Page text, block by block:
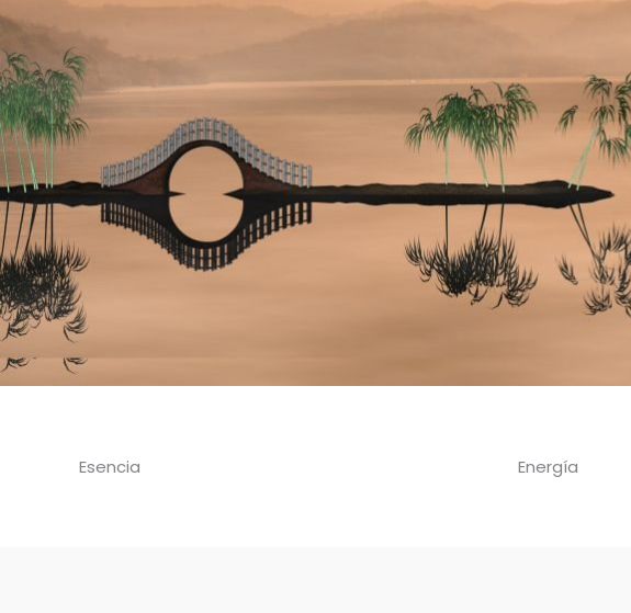
Esencia Energía